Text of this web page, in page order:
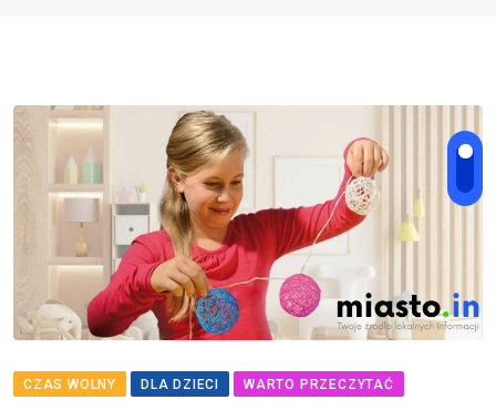
CZAS WOLNY DLA DZIECI WARTO PRZECZYTAĆ